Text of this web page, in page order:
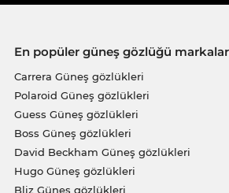
En popüler güneş gözlüğü
Carrera Güneş gözlükleri
Polaroid Güneş gözlükleri
Guess Güneş gözlükleri
Boss Güneş gözlükleri
David Beckham Güneş gözlükleri
Hugo Güneş gözlükleri
Bliz Güneş gözlükleri